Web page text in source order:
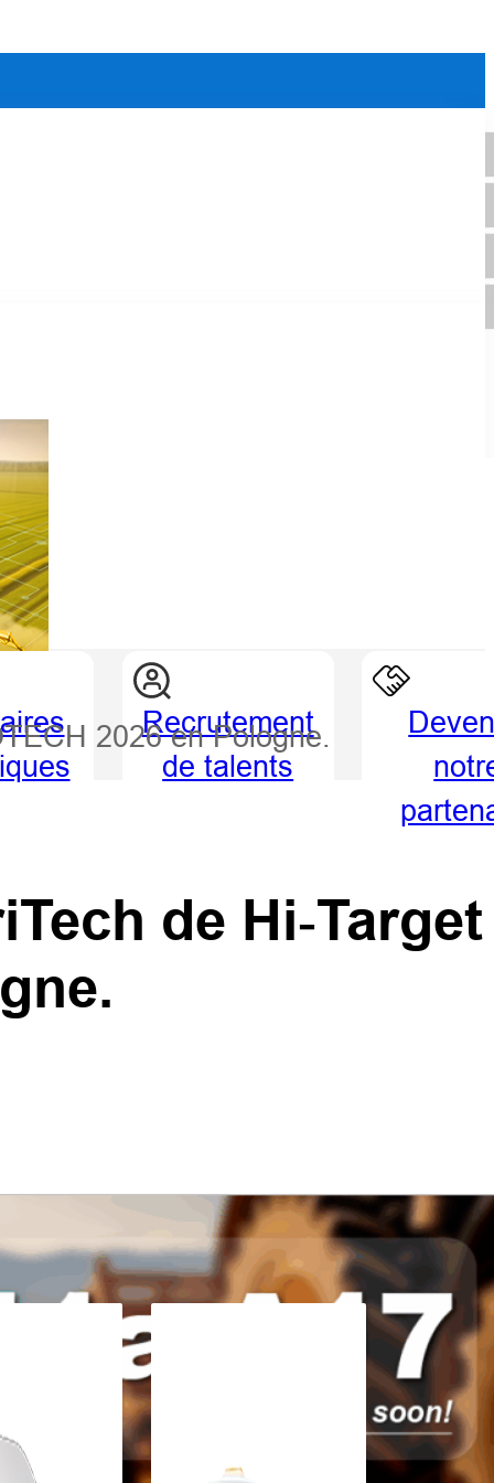
Recrutement
de talents
2026 en Pologne.
de Hi‑Target